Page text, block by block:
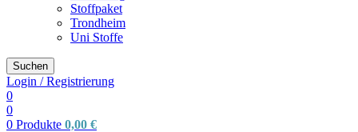
Stoffpaket
Trondheim
Uni Stoffe
Suchen
Login / Registrierung
0
0
0 Produkte 0,00 €